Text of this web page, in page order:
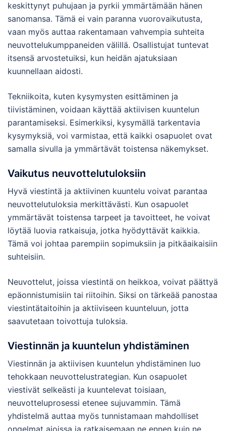
keskittynyt puhujaan ja pyrkii ymmärtämään hänen
sanomansa. Tämä ei vain paranna vuorovaikutusta,
vaan myös auttaa rakentamaan vahvempia suhteita
neuvottelukumppaneiden välillä. Osallistujat tuntevat
itsensä arvostetuiksi, kun heidän ajatuksiaan
kuunnellaan aidosti.
Tekniikoita, kuten kysymysten esittäminen ja
tiivistäminen, voidaan käyttää aktiivisen kuuntelun
parantamiseksi. Esimerkiksi, kysymällä tarkentavia
kysymyksiä, voi varmistaa, että kaikki osapuolet ovat
samalla sivulla ja ymmärtävät toistensa näkemykset.
Vaikutus neuvottelutuloksiin
Hyvä viestintä ja aktiivinen kuuntelu voivat parantaa
neuvottelutuloksia merkittävästi. Kun osapuolet
ymmärtävät toistensa tarpeet ja tavoitteet, he voivat
löytää luovia ratkaisuja, jotka hyödyttävät kaikkia.
Tämä voi johtaa parempiin sopimuksiin ja pitkäaikaisiin
suhteisiin.
Neuvottelut, joissa viestintä on heikkoa, voivat päättyä
epäonnistumisiin tai riitoihin. Siksi on tärkeää panostaa
viestintätaitoihin ja aktiiviseen kuunteluun, jotta
saavutetaan toivottuja tuloksia.
Viestinnän ja kuuntelun yhdistäminen
Viestinnän ja aktiivisen kuuntelun yhdistäminen luo
tehokkaan neuvottelustrategian. Kun osapuolet
viestivät selkeästi ja kuuntelevat toisiaan,
neuvotteluprosessi etenee sujuvammin. Tämä
yhdistelmä auttaa myös tunnistamaan mahdolliset